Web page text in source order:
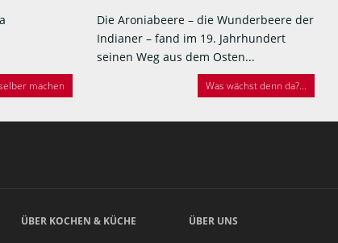
machen
Die Aroniabeere – die Wunderbeere der
Indianer – fand im 19. Jahrhundert
seinen Weg aus dem Osten...
Was wächst denn da?...
ÜBER KOCHEN & KÜCHE ÜBER UNS